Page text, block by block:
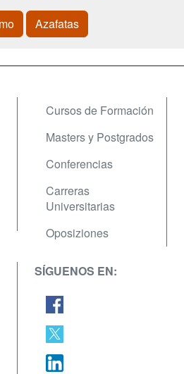
Azafatas
Cursos de Formación
Masters y Postgrados
Conferencias
Carreras
Universitarias
Oposiziones
SÍGUENOS EN: